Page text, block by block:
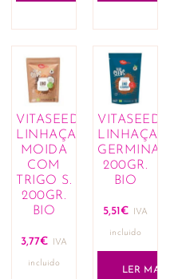
VITASEEDS
LINHAÇA
MOIDA
COM
TRIGO S.
200GR.
BIO
3,77€ IVA
incluido
VITASEEDS
LINHAÇA
GERMINADA
200GR.
BIO
5,51€ IVA
incluido
LER MAIS